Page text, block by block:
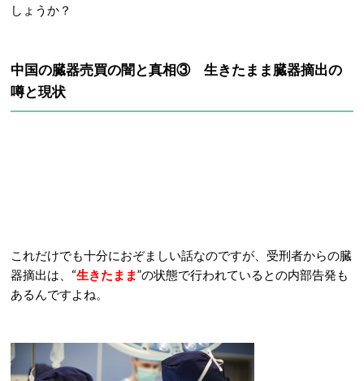
しょうか？
中国の臓器売買の闇と真相③ 生きたまま臓器摘出の
噂と現状
これだけでも十分におぞましい話なのですが、受刑者からの臓
器摘出は、“生きたまま”の状態で行われているとの内部告発も
あるんですよね。